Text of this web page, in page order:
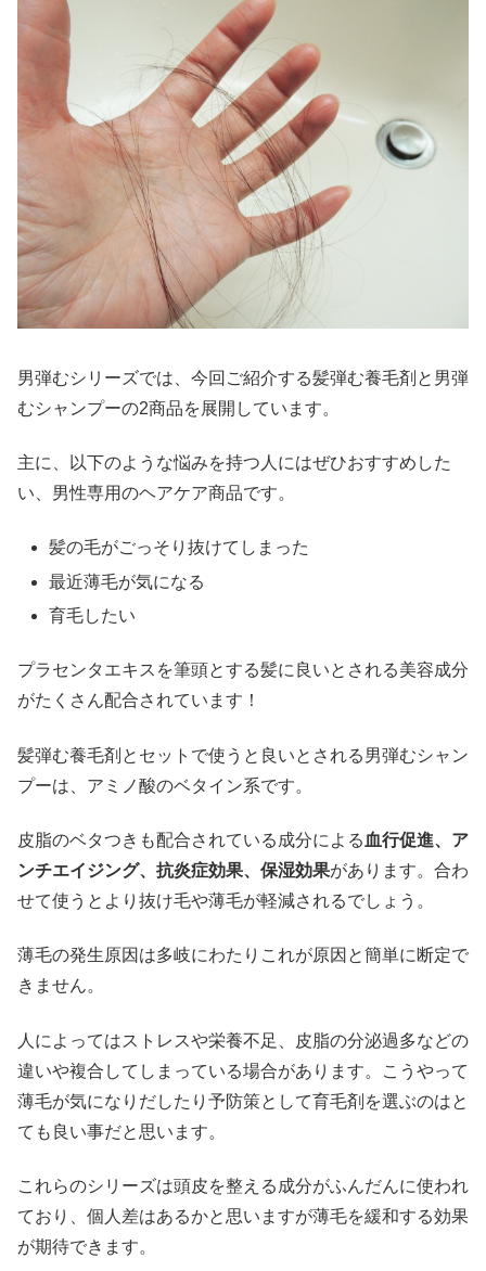
男弾むシリーズでは、今回ご紹介する髪弾む養毛剤と 男弾
むシャンプーの2商品を展開しています。
主に、以下のような悩みを持つ人にはぜひおすすめした
い、男性専用のヘアケア商品です。
髪の毛がごっそり抜けてしまった
最近薄毛が気になる
育毛したい
プラセンタエキスを筆頭とする髪に良いとされる美容成分
がたくさん配合されています！
髪弾む養毛剤とセットで使うと良いとされる男弾むシャン
プーは、 アミノ酸のベタイン系です。
皮脂のベタつきも配合されている成分による 血行促進、ア
ンチエイジング、抗炎症効果、保湿効果があ ります。合わ
せて使うとより抜け毛や薄毛が軽減されるでしょう。
薄毛の発生原因は多岐にわたりこれが原因と簡単に断定で
きません。
人によってはストレスや栄養不足、皮脂の分泌過多などの
違いや複合してしまっている場合があります。こうやって
薄毛が気になりだしたり予防策として育毛剤を選ぶのはと
ても良い事だと思います。
これらのシリーズは頭皮を整える成分がふんだんに使われ
ており、個人差はあるかと思いますが薄毛を緩和する効果
が期待できます。